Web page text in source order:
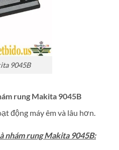
9045B
rung Makita 9045B
động máy êm và lâu hơn.
nhám rung Makita 9045B: